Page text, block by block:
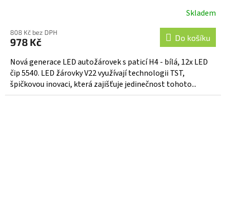
Skladem
808 Kč bez DPH
978 Kč Do košíku
Nová generace LED autožárovek s paticí H4 - bílá, 12x LED
čip 5540. LED žárovky V22 využívají technologii TST,
špičkovou inovaci, která zajišťuje jedinečnost tohoto...